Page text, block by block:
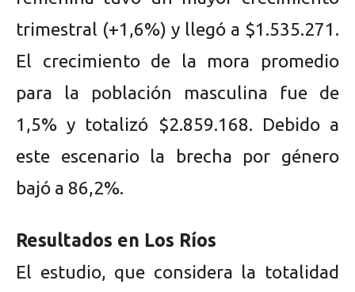
trimestral (+1,6%) y llegó a $1.535.271.
El crecimiento de la mora promedio
para la población masculina fue de
1,5% y totalizó $2.859.168. Debido a
este escenario la brecha por género
bajó a 86,2%.
Resultados en Los Ríos
El estudio, que considera la totalidad